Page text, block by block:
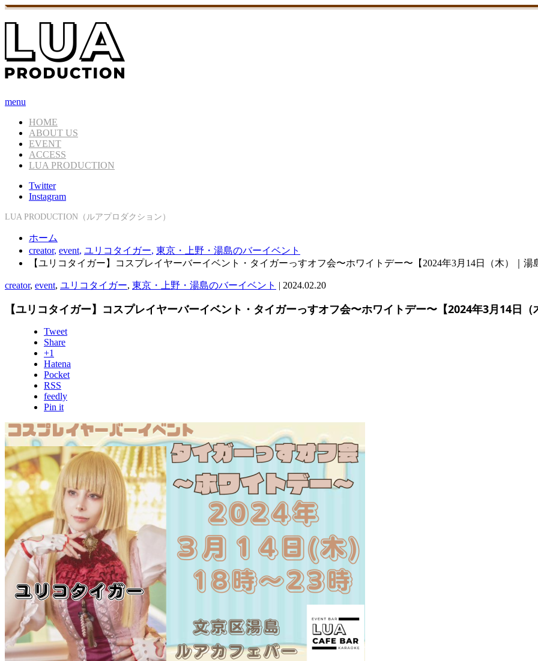
menu
HOME
ABOUT US
EVENT
ACCESS
LUA PRODUCTION
Twitter
Instagram
LUA PRODUCTION（ルアプロダクション）
ホーム
creator, event, ユリコタイガー, 東京・上野・湯島のバーイベント
【ユリコタイガー】コスプレイヤーバーイベント・タイガーっすオフ会〜ホワイトデー〜【2024年3月14日（木）｜
creator, event, ユリコタイガー, 東京・上野・湯島のバーイベント | 2024.02.20
【ユリコタイガー】コスプレイヤーバーイベント・タイガーっすオフ会〜ホワイトデー〜【2024年3月14日
Tweet
Share
+1
Hatena
Pocket
RSS
feedly
Pin it